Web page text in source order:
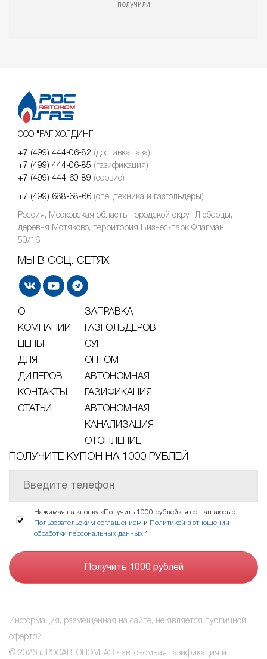
получили
ООО "РАГ ХОЛДИНГ"
+7 (499) 444-06-82 (доставка газа)
+7 (499) 444-06-85 (газификация)
+7 (499) 444-60-89 (сервис)
+7 (499) 688-68-66 (спецтехника и газгольдеры)
Россия, Московская область, городской округ Люберцы,
деревня Мотяково, территория Бизнес-парк Флагман,
50/16
МЫ В СОЦ. СЕТЯХ
О
КОМПАНИИ
ЦЕНЫ
ДЛЯ
ДИЛЕРОВ
КОНТАКТЫ
СТАТЬИ
ЗАПРАВКА
ГАЗГОЛЬДЕРОВ
СУГ
ОПТОМ
АВТОНОМНАЯ
ГАЗИФИКАЦИЯ
АВТОНОМНАЯ
КАНАЛИЗАЦИЯ
ОТОПЛЕНИЕ
ПОЛУЧИТЕ КУПОН НА 1000 РУБЛЕЙ
Нажимая на кнопку «Получить 1000 рублей», я соглашаюсь с
Пользовательским соглашением и Политикой в отношении
обработки персональных данных.*
Информация, размещенная на сайте, не является публичной
офертой
© 2026 г. РОСАВТОНОМГАЗ - автономная газификация и